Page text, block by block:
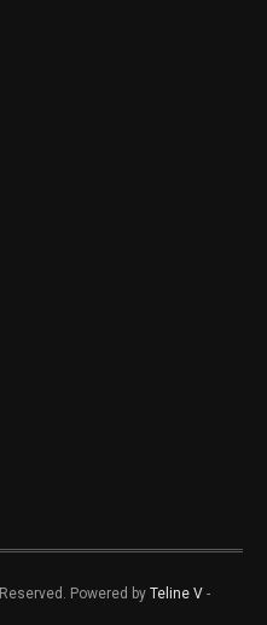
Powered by Teline V -